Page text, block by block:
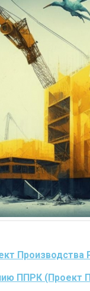
Производства
ППРК (Проект